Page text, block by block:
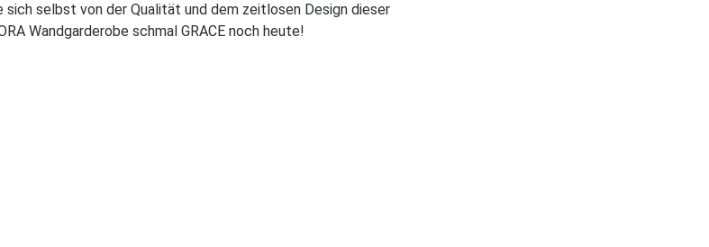
sich selbst von der Qualität und dem zeitlosen Design dieser
Wandgarderobe schmal GRACE noch heute!